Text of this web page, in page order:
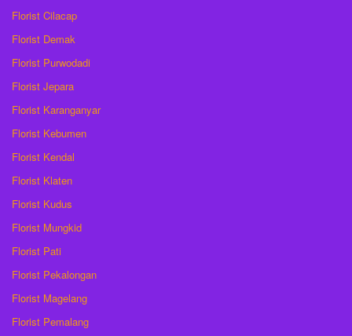
Florist Cilacap
Florist Demak
Florist Purwodadi
Florist Jepara
Florist Karanganyar
Florist Kebumen
Florist Kendal
Florist Klaten
Florist Kudus
Florist Mungkid
Florist Pati
Florist Pekalongan
Florist Magelang
Florist Pemalang